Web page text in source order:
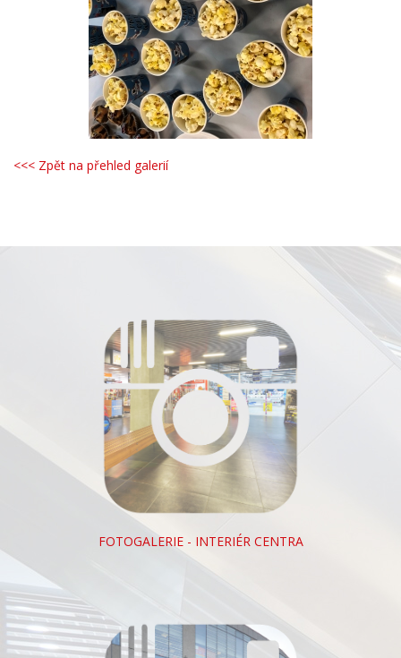
<<< Zpět na přehled galerií
FOTOGALERIE - INTERIÉR CENTRA